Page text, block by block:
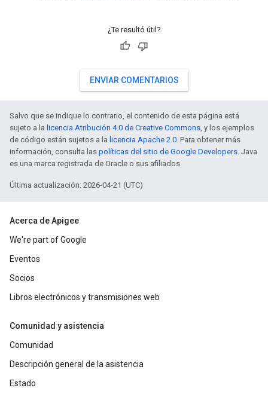
¿Te resultó útil?
ENVIAR COMENTARIOS
Salvo que se indique lo contrario, el contenido de esta página está
sujeto a la licencia Atribución 4.0 de Creative Commons, y los ejemplos
de código están sujetos a la licencia Apache 2.0. Para obtener más
información, consulta las políticas del sitio de Google Developers. Java
es una marca registrada de Oracle o sus afiliados.
Última actualización: 2026-04-21 (UTC)
Acerca de Apigee
We're part of Google
Eventos
Socios
Libros electrónicos y transmisiones web
Comunidad y asistencia
Comunidad
Descripción general de la asistencia
Estado